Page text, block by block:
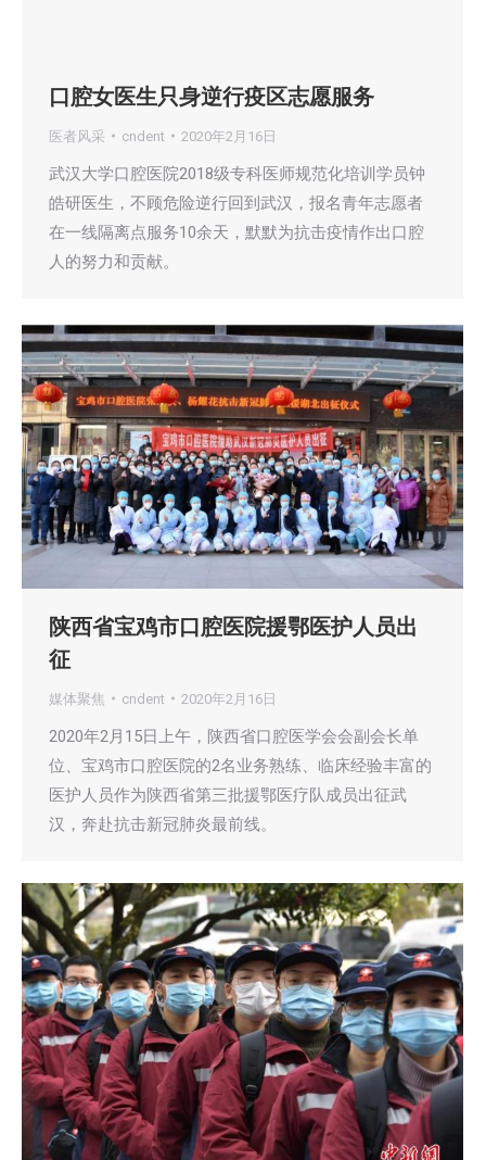
口腔女医生只身逆行疫区志愿服务
医者风采 cndent 2020年2月16日
武汉大学口腔医院2018级专科医师规范化培训学员钟
皓研医生，不顾危险逆行回到武汉，报名青年志愿者
在一线隔离点服务10余天，默默为抗击疫情作出口腔
人的努力和贡献。
陕西省宝鸡市口腔医院援鄂医护人员出
征
媒体聚焦 cndent 2020年2月16日
2020年2月15日上午，陕西省口腔医学会会副会长单
位、宝鸡市口腔医院的2名业务熟练、临床经验丰富的
医护人员作为陕西省第三批援鄂医疗队成员出征武
汉，奔赴抗击新冠肺炎最前线。